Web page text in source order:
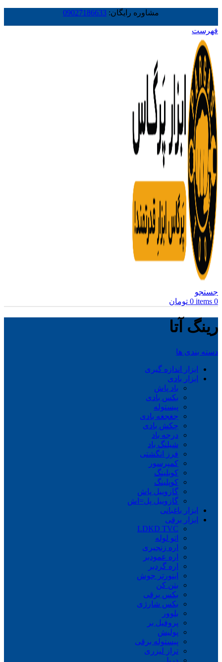
مشاوره رایگان: 09027186633
فهرست
جستجو
0
items
0 تومان
رینگ آتا
دسته بندی ها
ابزار اندازه گیری
ابزار بادی
باد پاش
بکس بادی
پیستوله
جغجغه بادی
چکش بادی
درجه باد
شیلنگ باد
فرز انگشتی
کمپرسور
کوبلینگ
کوپلینگ
گازوییل پاش
گازوییل پل=اش
ابزار باغبانی
ابزار برقی
LDKD TVC
اتو لوله
اره زنجیری
اره عمودبر
اره گردبر
اینورتر جوش
بتن کن
بکس برقی
بکس شارژی
بلوور
پروفیل بر
پولیش
پیستوله برقی
تراز لیزری
دریل